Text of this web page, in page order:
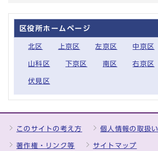
区役所ホームページ
北区 上京区 左京区 中京区
山科区 下京区 南区 右京区
伏見区
このサイトの考え方 個人情報の取扱い
著作権・リンク等 サイトマップ